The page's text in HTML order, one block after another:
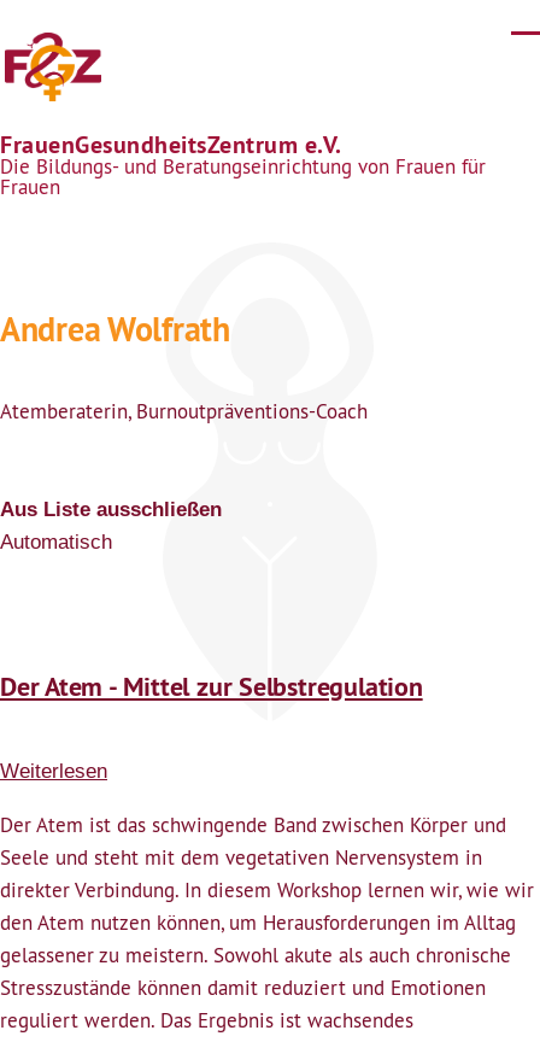
FrauenGesundheitsZentrum e.V.
Die Bildungs- und Beratungseinrichtung von Frauen für
Frauen
Andrea Wolfrath
Atemberaterin, Burnoutpräventions-Coach
Aus Liste ausschließen
Automatisch
Der Atem - Mittel zur Selbstregulation
Weiterlesen
Atem
-
Mittel
zur
Selbstregulation
Der Atem ist das schwingende Band zwischen Körper und
Seele und steht mit dem vegetativen Nervensystem in
direkter Verbindung. In diesem Workshop lernen wir, wie wir
den Atem nutzen können, um Herausforderungen im Alltag
gelassener zu meistern. Sowohl akute als auch chronische
Stresszustände können damit reduziert und Emotionen
reguliert werden. Das Ergebnis ist wachsendes